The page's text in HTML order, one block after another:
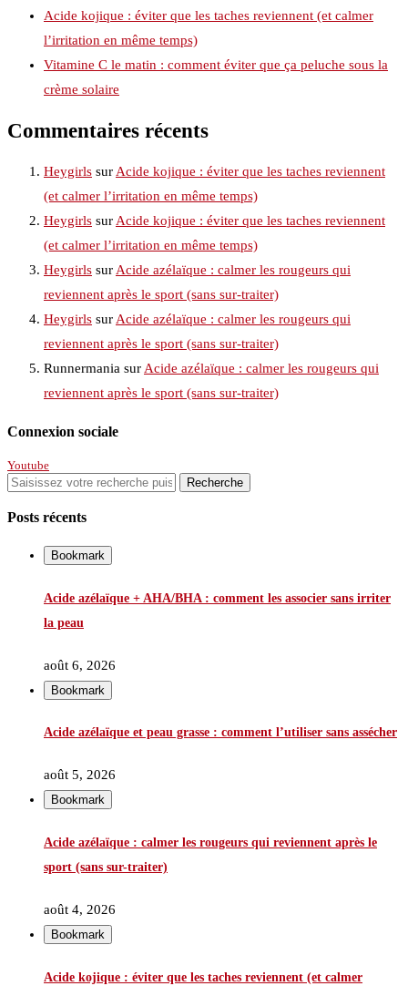
Acide kojique : éviter que les taches reviennent (et calmer
l’irritation en même temps)
Vitamine C le matin : comment éviter que ça peluche sous la
crème solaire
Commentaires récents
Heygirls surAcide kojique : éviter que les taches reviennent
(et calmer l’irritation en même temps)
Heygirls surAcide kojique : éviter que les taches reviennent
(et calmer l’irritation en même temps)
Heygirls surAcide azélaïque : calmer les rougeurs qui
reviennent après le sport (sans sur-traiter)
Heygirls surAcide azélaïque : calmer les rougeurs qui
reviennent après le sport (sans sur-traiter)
Runnermania surAcide azélaïque : calmer les rougeurs qui
reviennent après le sport (sans sur-traiter)
Connexion sociale
Youtube
Posts récents
Bookmark
Acide azélaïque + AHA/BHA : comment les associer sans irriter
la peau
août 6, 2026
Bookmark
Acide azélaïque et peau grasse : comment l’utiliser sans assécher
août 5, 2026
Bookmark
Acide azélaïque : calmer les rougeurs qui reviennent après le
sport (sans sur-traiter)
août 4, 2026
Bookmark
Acide kojique : éviter que les taches reviennent (et calmer